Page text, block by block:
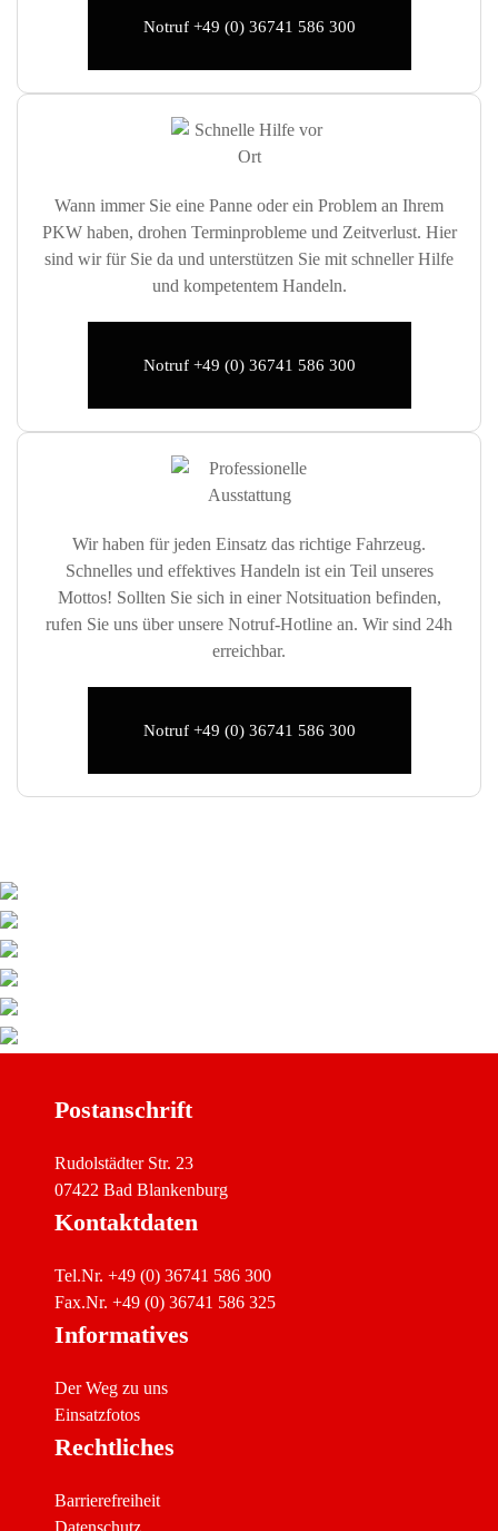
Notruf +49 (0) 36741 586 300
Wann immer Sie eine Panne oder ein Problem an Ihrem
PKW haben, drohen Terminprobleme und Zeitverlust. Hier
sind wir für Sie da und unterstützen Sie mit schneller Hilfe
und kompetentem Handeln.
Notruf +49 (0) 36741 586 300
Wir haben für jeden Einsatz das richtige Fahrzeug.
Schnelles und effektives Handeln ist ein Teil unseres
Mottos! Sollten Sie sich in einer Notsituation befinden,
rufen Sie uns über unsere Notruf-Hotline an. Wir sind 24h
erreichbar.
Notruf +49 (0) 36741 586 300
Postanschrift
Rudolstädter Str. 23
07422 Bad Blankenburg
Kontaktdaten
Tel.Nr. +49 (0) 36741 586 300
Fax.Nr. +49 (0) 36741 586 325
Informatives
Der Weg zu uns
Einsatzfotos
Rechtliches
Barrierefreiheit
Datenschutz